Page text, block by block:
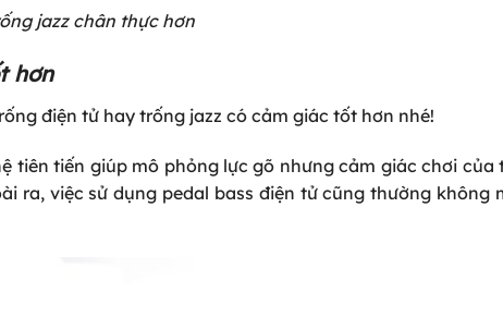
jazz chân thực hơn
hơn
điện tử hay trống jazz có cảm giác tốt hơn nhé!
tiên tiến giúp mô phỏng lực gõ nhưng cảm giác chơi của
ra, việc sử dụng pedal bass điện tử cũng thường không